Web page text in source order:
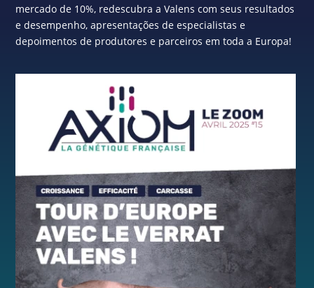
mercado de 10%, redescubra a Valens com seus resultados
e desempenho, apresentações de especialistas e
depoimentos de produtores e parceiros em toda a Europa!